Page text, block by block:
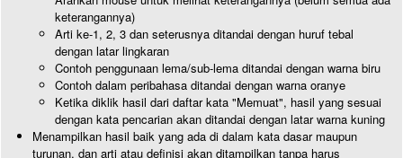
keterangannya)
Arti ke-1, 2, 3 dan seterusnya ditandai dengan huruf tebal
dengan latar lingkaran
Contoh penggunaan lema/sub-lema ditandai dengan warna biru
Contoh dalam peribahasa ditandai dengan warna oranye
Ketika diklik hasil dari daftar kata "Memuat", hasil yang sesuai
dengan kata pencarian akan ditandai dengan latar warna kuning
Menampilkan hasil baik yang ada di dalam kata dasar maupun
turunan, dan arti atau definisi akan ditampilkan tanpa harus